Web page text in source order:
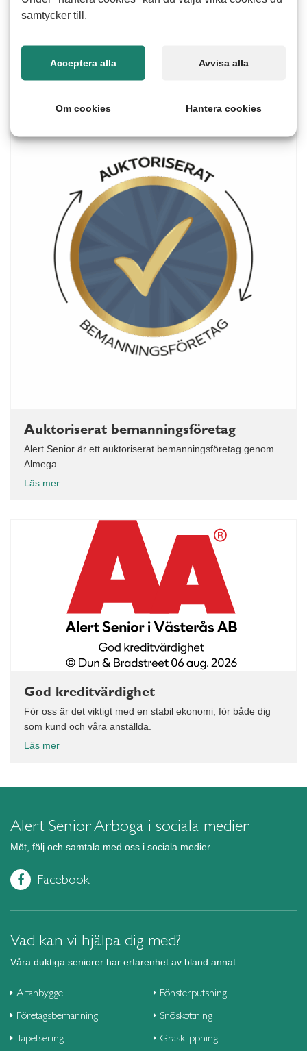
Fortsätt
Auktoriserat bemanningsföretag
Alert Senior är ett auktoriserat bemanningsföretag genom
Almega.
Läs mer
God kreditvärdighet
För oss är det viktigt med en stabil ekonomi, för både dig
som kund och våra anställda.
Läs mer
Alert Senior Arboga i sociala medier
Möt, följ och samtala med oss i sociala medier.
Facebook
Vad kan vi hjälpa dig med?
Våra duktiga seniorer har erfarenhet av bland annat:
Altanbygge
Företagsbemanning
Tapetsering
Fönsterputsning
Snöskottning
Gräsklippning
samtycker till.
Acceptera alla Avvisa alla
Om cookies Hantera cookies